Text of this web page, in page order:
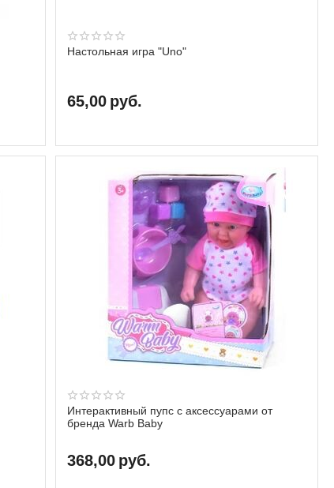
Настольная игра "Uno"
65,00 руб.
Интерактивный пупс с аксессуарами от
бренда Warb Baby
368,00 руб.